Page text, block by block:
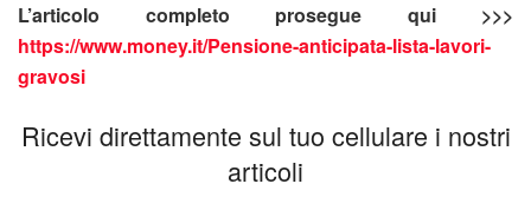
L’articolo completo prosegue qui >>>
https://www.money.it/Pensione-anticipata-lista-lavori-
gravosi
Ricevi direttamente sul tuo cellulare i nostri
articoli